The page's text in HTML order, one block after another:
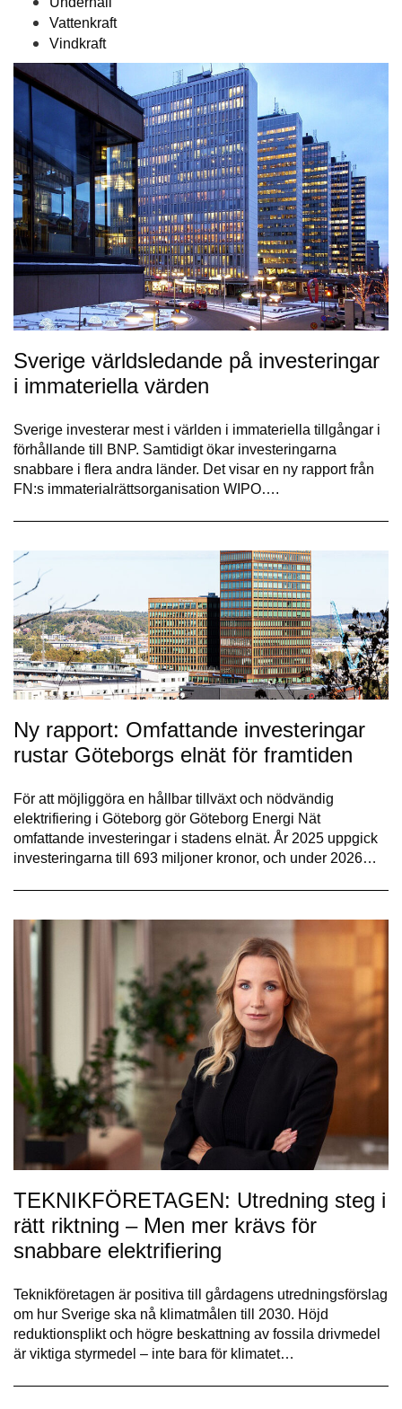
Vattenkraft
Vindkraft
Sverige världsledande på investeringar
i immateriella värden
Sverige investerar mest i världen i immateriella tillgångar i
förhållande till BNP. Samtidigt ökar investeringarna
snabbare i flera andra länder. Det visar en ny rapport från
FN:s immaterialrättsorganisation WIPO….
Ny rapport: Omfattande investeringar
rustar Göteborgs elnät för framtiden
För att möjliggöra en hållbar tillväxt och nödvändig
elektrifiering i Göteborg gör Göteborg Energi Nät
omfattande investeringar i stadens elnät. År 2025 uppgick
investeringarna till 693 miljoner kronor, och under 2026…
TEKNIKFÖRETAGEN: Utredning steg i
rätt riktning – Men mer krävs för
snabbare elektrifiering
Teknikföretagen är positiva till gårdagens utredningsförslag
om hur Sverige ska nå klimatmålen till 2030. Höjd
reduktionsplikt och högre beskattning av fossila drivmedel
är viktiga styrmedel – inte bara för klimatet…